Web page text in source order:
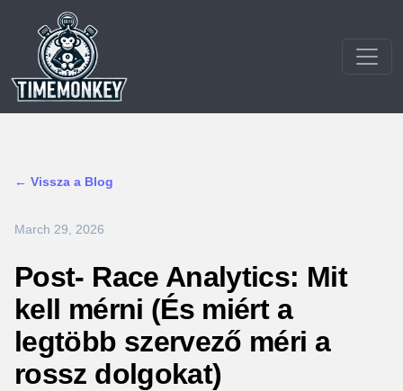
← Vissza a Blog
March 29, 2026
Post- Race Analytics: Mit
kell mérni (És miért a
legtöbb szervező méri a
rossz dolgokat)